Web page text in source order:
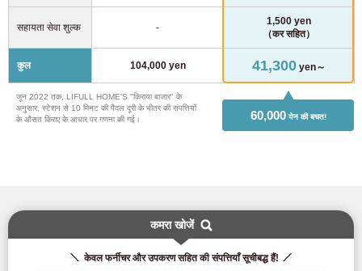
सहायता सेवा शुल्क -
1,500 yen
（कर सहित）
कुल 104,000 yen 41,300 yen～
जून 2022 तक, LIFULL HOME’S "किराया बाजार" के
अनुसार, स्टेशन से 10 मिनट की पैदल दूरी के भीतर की संपत्तियों
के औसत किराए के आधार पर गणना की गई।
60,000येन की बचत!
कमरा खोजें
केवल फर्नीचर और उपकरण सहित की संपत्तियाँ सूचीबद्ध हैं!